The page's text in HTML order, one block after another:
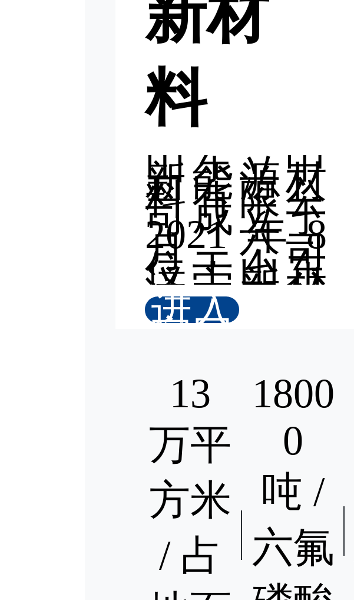
新材
料
山东立中
新能源材
料有限公
司成立于
2021年8
月，公司
位于山东
济宁新材
料产业园
区，占地
（200
亩）。主
要产品为
新能源锂
电池、钠
电池新材
料和氟盐
系列产
品。生产
线分两期
建设，一
期10000
吨六氟磷
进入
官网
13
万平
方米
/ 占
1800
0
吨 /
六氟